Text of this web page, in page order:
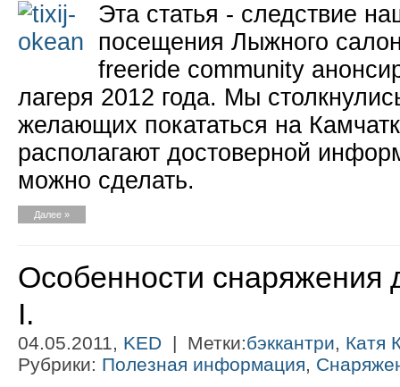
Эта статья - следствие
посещения Лыжного
freeride community
лагеря 2012 года. Мы
желающих покататься на
располагают достоверной
можно сделать.
Далее »
Особенности снаряжения
I.
04.05.2011, KED | Метки:бэккантри, Катя
Рубрики: Полезная информация,